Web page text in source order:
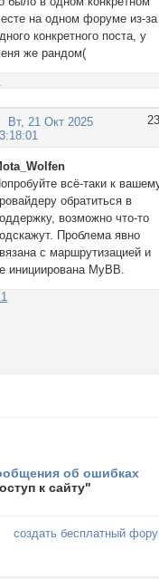
на одном форуме из-за
конкретного поста, у
же рандом(
23
Вт, 21 Окт 2025
всё-таки к
обратиться в
возможно что-то
Проблема явно
с маршрутизацией и
инициирована MyBB.
об ошибках
к сайту"
создать бесплатный